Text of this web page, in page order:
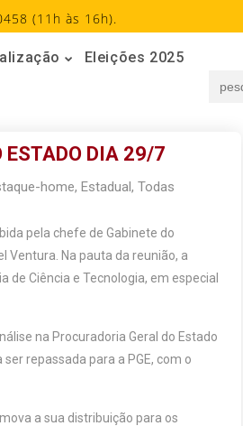
(11h às 16h).
Eleições 2025
for:
ESTADO DIA 29/7
home, Estadual, Todas
pela chefe de Gabinete do
Ventura. Na pauta da reunião, a
Ciência e Tecnologia, em especial
na Procuradoria Geral do Estado
repassada para a PGE, com o
a sua distribuição para os